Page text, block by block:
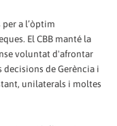
a l’òptim
El CBB manté la
voluntat d'afrontar
decisions de Gerència i
unilaterals i moltes